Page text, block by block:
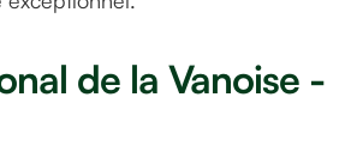
de la Vanoise -